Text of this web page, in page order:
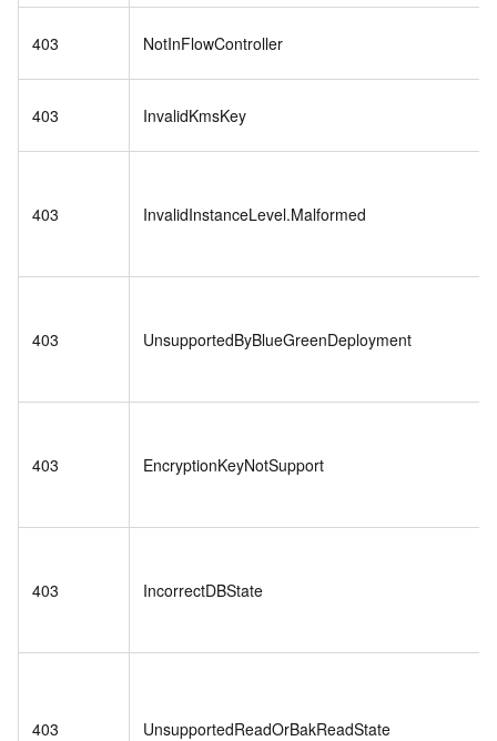
403 NotInFlowController
403 InvalidKmsKey
403 InvalidInstanceLevel.Malformed
403 UnsupportedByBlueGreenDeployment
403 EncryptionKeyNotSupport
403 IncorrectDBState
403 UnsupportedReadOrBakReadState